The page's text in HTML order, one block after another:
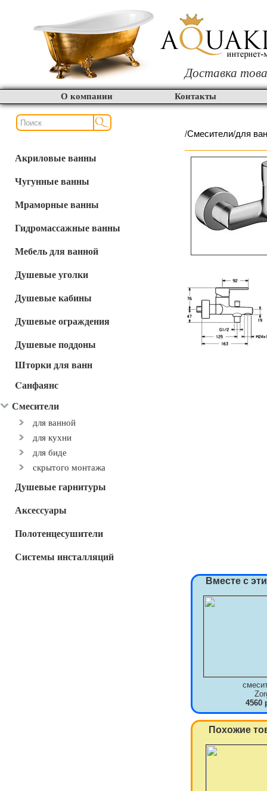
Доставка
О компании Контакты
Акриловые ванны
Чугунные ванны
Мраморные ванны
Гидромассажные ванны
Мебель для ванной
Душевые уголки
Душевые кабины
Душевые ограждения
Душевые поддоны
Шторки для ванн
Cанфаянс
Смесители
для ванной
для кухни
для биде
скрытого монтажа
Душевые гарнитуры
Аксессуары
Полотенцесушители
Системы инсталляций
/Смесители/для
Вместе с
4560
Похожие